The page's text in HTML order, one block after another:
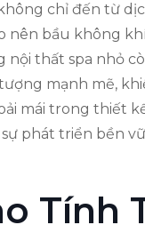
chỉ đến từ
nên bầu không
nội thất spa nhỏ
mạnh mẽ,
mái trong thiết
phát triển bền
Tính